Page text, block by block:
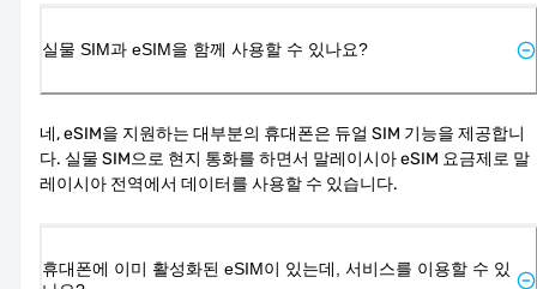
실물 SIM과 eSIM을 함께 사용할 수 있나요?
네, eSIM을 지원하는 대부분의 휴대폰은 듀얼 SIM 기능을 제공합니
다. 실물 SIM으로 현지 통화를 하면서 말레이시아 eSIM 요금제로 말
레이시아 전역에서 데이터를 사용할 수 있습니다.
휴대폰에 이미 활성화된 eSIM이 있는데, 서비스를 이용할 수 있